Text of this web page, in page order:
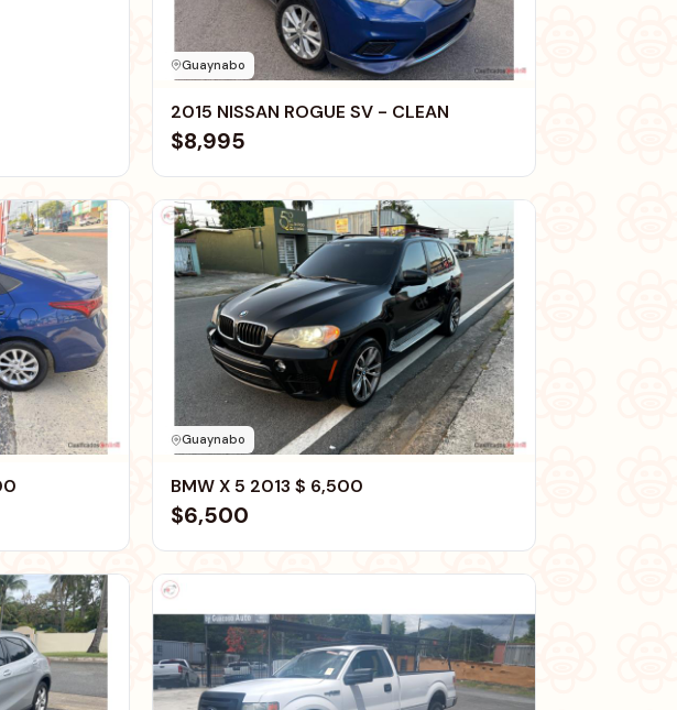
Guaynabo
2015 NISSAN ROGUE SV - CLEAN
$8,995
Guaynabo
BMW X 5 2013 $ 6,500
$6,500